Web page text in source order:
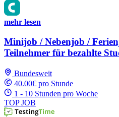
mehr lesen
Minijob / Nebenjob /
Teilnehmer für bezahlte
Bundesweit
40.00€ pro Stunde
1 - 10 Stunden pro Woche
TOP JOB